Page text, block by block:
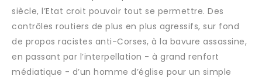
siècle, l’Etat croit pouvoir tout se permettre. Des
contrôles routiers de plus en plus agressifs, sur fond
de propos racistes anti-Corses, à la bavure assassine,
en passant par l’interpellation - à grand renfort
médiatique - d’un homme d’église pour un simple